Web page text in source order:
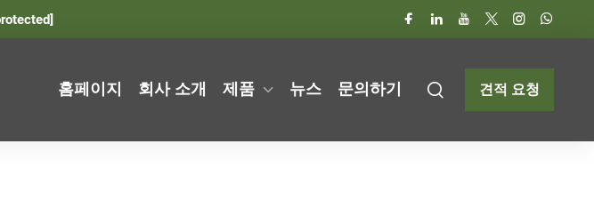
홈페이지 회사 소개 제품 뉴스 문의하기 견적 요청